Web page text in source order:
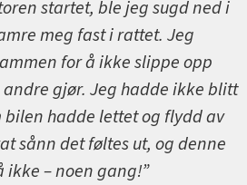
startet, ble jeg sugd ned i
meg fast i rattet. Jeg
for å ikke slippe opp
andre gjør. Jeg hadde ikke blitt
hadde lettet og flydd av
sånn det føltes ut, og denne
ikke – noen gang!”